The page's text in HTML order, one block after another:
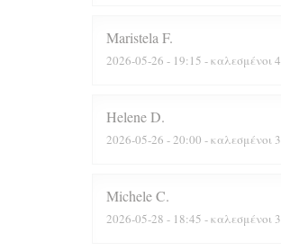
Maristela F
2026-05-26 - 19:15 - καλεσμένοι 4
HeleneD
2026-05-26 - 20:00 - καλεσμένοι 3
MicheleC
2026-05-28 - 18:45 - καλεσμένοι 3